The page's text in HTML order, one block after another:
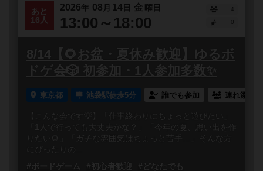
あと
16人
2026年 08 月 14日 金曜日
13:00～18:00
4
8/14【🌻お盆・夏休み歓迎】ゆるボ
ドゲ会🎲 初参加・1人参加多数✨
東京都 池袋駅徒歩5分 誰でも参加 連れ添い
【こんな会です💡】「仕事終わりにちょっと遊びたい」
「1人で行っても大丈夫かな？」「今年の夏、思い出を作
りたい🌻」「ガチな雰囲気はちょっと苦手…」そんな方
にぴったりの...
#ボードゲーム
#初心者歓迎
#どなたでも